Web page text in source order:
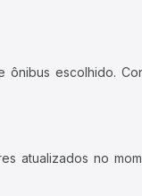
escolhido.
atualizados no